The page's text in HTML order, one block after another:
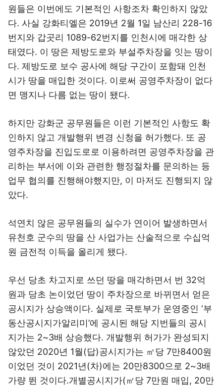
원들은 이번에도 기본적인 사항조차 확인하지 않았
다. 사실 강화티엘은 2019년 2월 1일 남산리 228-16
번지와 갑곳리 1089-62번지를 인천시에 매각한 상
태였다. 이 땅은 제방도로와 부설주차장을 잇는 땅이
다. 제방도로 보수 공사에 해당 구간이 포함돼 인천
시가 땅을 매입한 것이다. 이로써 공영주차장이 없다
면 맹지나 다름 없는 땅이 됐다.
하지만 강화군 공무원들은 이런 기본적인 사항도 확
인하지 않고 개발행위 변경 신청을 허가했다. 또 공
영주차장을 진입도로로 이용하려면 공영주차장을 관
리하는 부서에 이와 관련한 행정절차를 문의하는 등
업무 협의를 진행해야했지만, 이 마저도 진행되지 않
았다.
석연치 않은 공무원들의 실수가 연이어 발생하면서
유천호 군수의 땅을 산 사업가는 산술적으로 수십억
원 금전적 이득을 올리게 됐다.
우선 당초 차고지로 쓰던 땅을 매각하면서 번 32억
원과 당초 논이었던 땅이 주차장으로 바뀌면서 얻은
공시지가 상승액이다. 실제로 국토부가 운영중인 ‘부
동산공시지가알리미’에 공시된 해당 지번들의 공시
지가는 2~3배 상승했다. 개발행위 허가가 완성되지
않았던 2020년 1월(답)공시지가는 ㎡당 7만8400원
이었던 것이 2021년(차)에는 20만8300으로 2~3배
가량 뛴 것이다.개별공시지가(㎡당 7만원 매입, 20만